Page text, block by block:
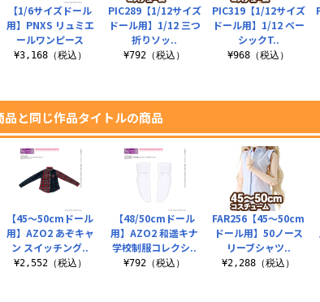
PIC319【1/12サイズ
ドール用】1/12 ベー
シックT..
¥968（税込）
【1/6サイズドール
用】PNXS リュミエ
ールワンピース
¥3,168（税込）
PIC289【1/12サイズ
ドール用】1/12 三つ
折りソッ..
¥792（税込）
品と同じ作品タイトルの商品
FAR256【45～50cm
ドール用】50ノース
リーブシャツ..
¥2,288（税込）
【45～50cmドール
用】AZO2 あぞキャ
ン スイッチング..
¥2,552（税込）
【48/50cmドール
用】AZO2 和遥キナ
学校制服コレクシ..
¥792（税込）